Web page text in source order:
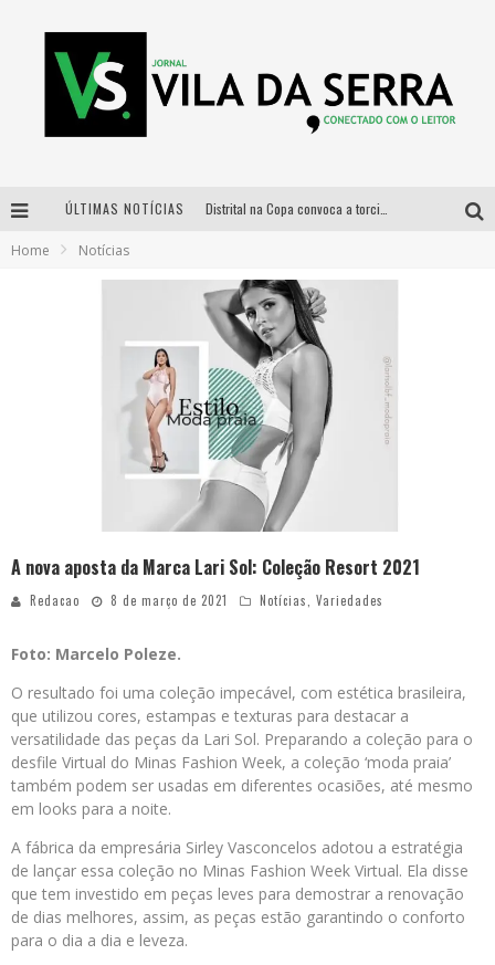
ÚLTIMAS NOTÍCIAS
Home Notícias
A nova aposta da Marca Lari Sol: Coleção Resort 2021
Redacao 8 de março de 2021 Notícias, Variedades
Foto: Marcelo Poleze.
O resultado foi uma coleção impecável, com estética brasileira,
que utilizou cores, estampas e texturas para destacar a
versatilidade das peças da Lari Sol. Preparando a coleção para o
desfile Virtual do Minas Fashion Week, a coleção ‘moda praia’
também podem ser usadas em diferentes ocasiões, até mesmo
em looks para a noite.
A fábrica da empresária Sirley Vasconcelos adotou a estratégia
de lançar essa coleção no Minas Fashion Week Virtual. Ela disse
que tem investido em peças leves para demostrar a renovação
de dias melhores, assim, as peças estão garantindo o conforto
para o dia a dia e leveza.